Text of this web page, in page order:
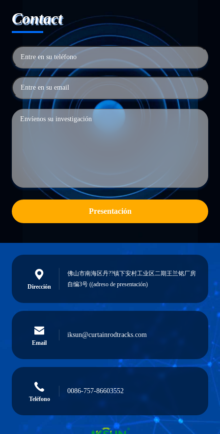
Contact
Presentación
Dirección
佛山市南海区丹??镇下安村工业区二期王兰铭厂房
自编3号 ((adreso de presentación)
Email
iksun@curtainrodtracks.com
Teléfono
0086-757-86603552